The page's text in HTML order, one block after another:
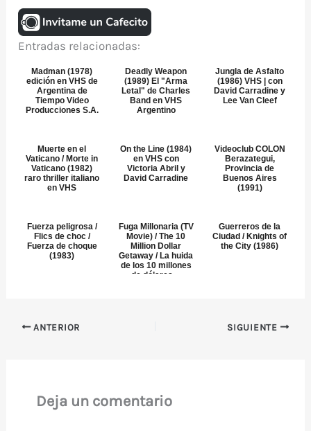
Entradas relacionadas:
Madman (1978)
edición en VHS de
Argentina de
Tiempo Video
Producciones S.A.
Deadly Weapon
(1989) El "Arma
Letal" de Charles
Band en VHS
Argentino
Jungla de Asfalto
(1986) VHS | con
David Carradine y
Lee Van Cleef
Muerte en el
Vaticano / Morte in
Vaticano (1982)
raro thriller italiano
en VHS
On the Line (1984)
en VHS con
Victoria Abril y
David Carradine
Videoclub COLON
Berazategui,
Provincia de
Buenos Aires
(1991)
Fuerza peligrosa /
Flics de choc /
Fuerza de choque
(1983)
Fuga Millonaria (TV
Movie) / The 10
Million Dollar
Getaway / La huida
de los 10 millones
de dólares ...
Guerreros de la
Ciudad / Knights of
the City (1986)
ANTERIOR SIGUIENTE
Deja un comentario